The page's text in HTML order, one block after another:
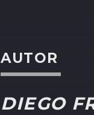
AUTOR
DIEGO